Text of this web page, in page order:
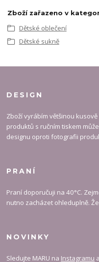
Zboží zařazeno v
Dětské oblečení
Dětské sukně
DESIGN
Zboží vyrábím většinou
produktů s ručním tiskem
designu oproti fotografii
PRANÍ
Praní doporučuji na 40°C.
nutno zacházet ohleduplně.
NOVINKY
Sledujte MARU na Instagramu a